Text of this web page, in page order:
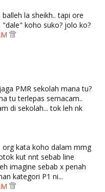
la sheikh.. tapi ore
koho suko? jolo ko?
PMR sekolah mana tu?
tu terlepas semacam..
di sekolah... tok leh nk
org kata koho dalam mmg
kut nnt sebab line
imagine sebab x penah
kategori P1 ni...